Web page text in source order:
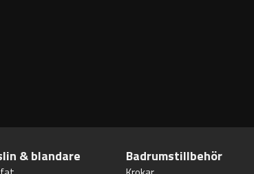
& blandare Badrumstillbehör